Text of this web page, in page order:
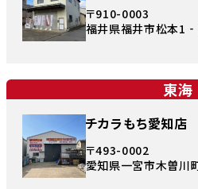
〒910-0003
福井県福井市松本
東海
チカラもち愛知店
〒493-0002
愛知県一宮市木曽川